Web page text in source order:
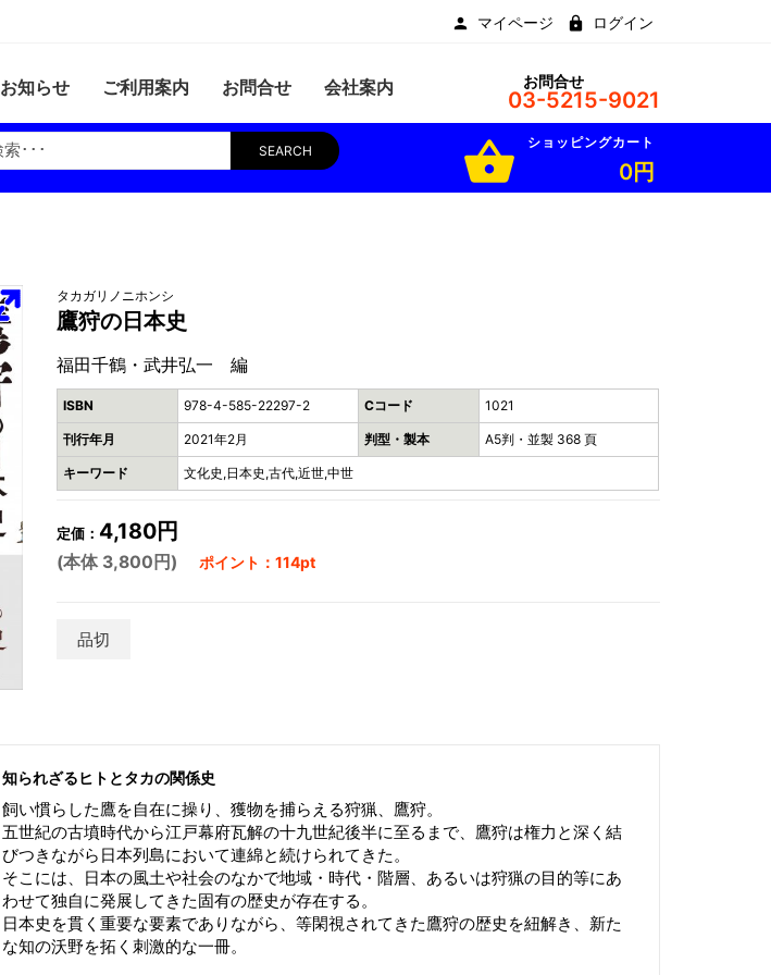
マイページ ログイン
お知らせ ご利用案内 お問合せ 会社案内 お問合せ
03-5215-9021
SEARCH shopping_basket ショッピングカート
0円
タカガリノニホンシ
鷹狩の日本史
福田千鶴・武井弘一 編
ISBN 978-4-585-22297-2 Cコード 1021
刊行年月 2021年2月 判型・製本 A5判・並製 368 頁
キーワード 文化史,日本史,古代,近世,中世
定価： 4,180円
(本体 3,800円) ポイント：114pt
品切
知られざるヒトとタカの関係史
飼い慣らした鷹を自在に操り、獲物を捕らえる狩猟、鷹狩。
五世紀の古墳時代から江戸幕府瓦解の十九世紀後半に至るまで、鷹狩は権力と深く結
びつきながら日本列島において連綿と続けられてきた。
そこには、日本の風土や社会のなかで地域・時代・階層、あるいは狩猟の目的等にあ
わせて独自に発展してきた固有の歴史が存在する。
日本史を貫く重要な要素でありながら、等閑視されてきた鷹狩の歴史を紐解き、新た
な知の沃野を拓く刺激的な一冊。